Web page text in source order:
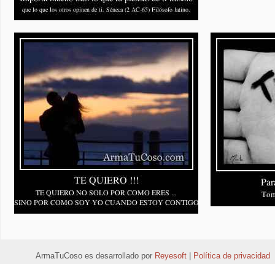
ArmaTuCoso es desarrollado por Reyesoft
Política de privacidad